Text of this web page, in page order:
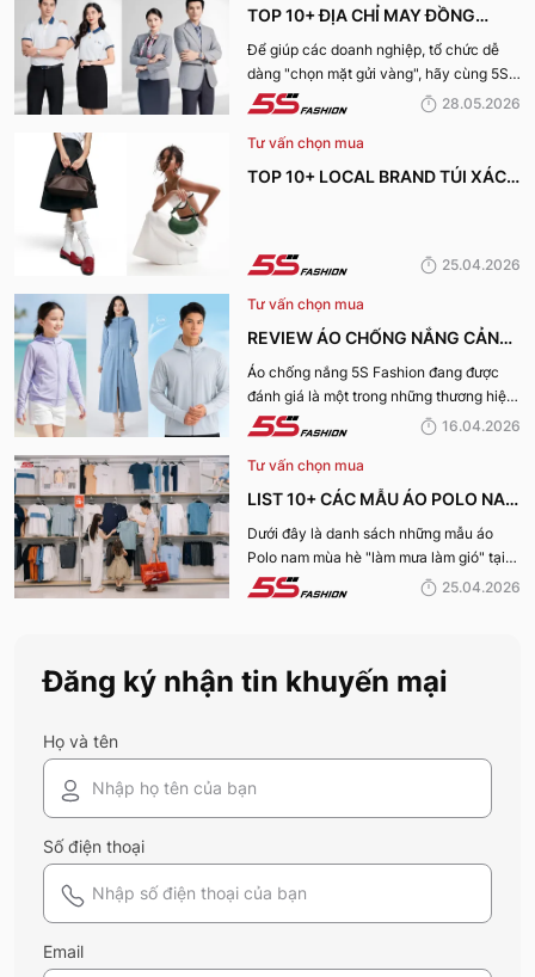
TOP 10+ ĐỊA CHỈ MAY ĐỒNG
PHỤC CÔNG TY ĐẸP, UY TÍN
NHẤT HIỆN NAY
Để giúp các doanh nghiệp, tổ chức dễ
dàng "chọn mặt gửi vàng", hãy cùng 5S
Fashion tìm hiểu những địa chỉ may đồng
được nhiều đánh giá tích cực nhất hiện
nay.
28.05.2026
Tư vấn chọn mua
TOP 10+ LOCAL BRAND TÚI XÁCH
25.04.2026
Tư vấn chọn mua
REVIEW ÁO CHỐNG NẮNG CẢN
TIA UV, CHỐNG NẮNG TỐT NHẤT
CỦA 5S FASHION 2026
Áo chống nắng 5S Fashion đang được
đánh giá là một trong những thương hiệu
áo đáng mua hàng đầu hiện nay. Vậy
giá tích cực đến vậy? Cùng đi hết bài
viết nhé!
16.04.2026
Tư vấn chọn mua
LIST 10+ CÁC MẪU ÁO POLO NAM
MÙA HÈ BÁN CHẠY NHẤT CỦA 5S
FASHION 2026
Dưới đây là danh sách những mẫu áo
Polo nam mùa hè "làm mưa làm gió" tại
hệ thống 5S Fashion mà bất kỳ quý ông
25.04.2026
Đăng ký nhận tin khuyến mại
Họ và tên
Số điện thoại
Email